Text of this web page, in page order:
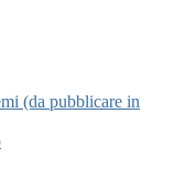
(da pubblicare in